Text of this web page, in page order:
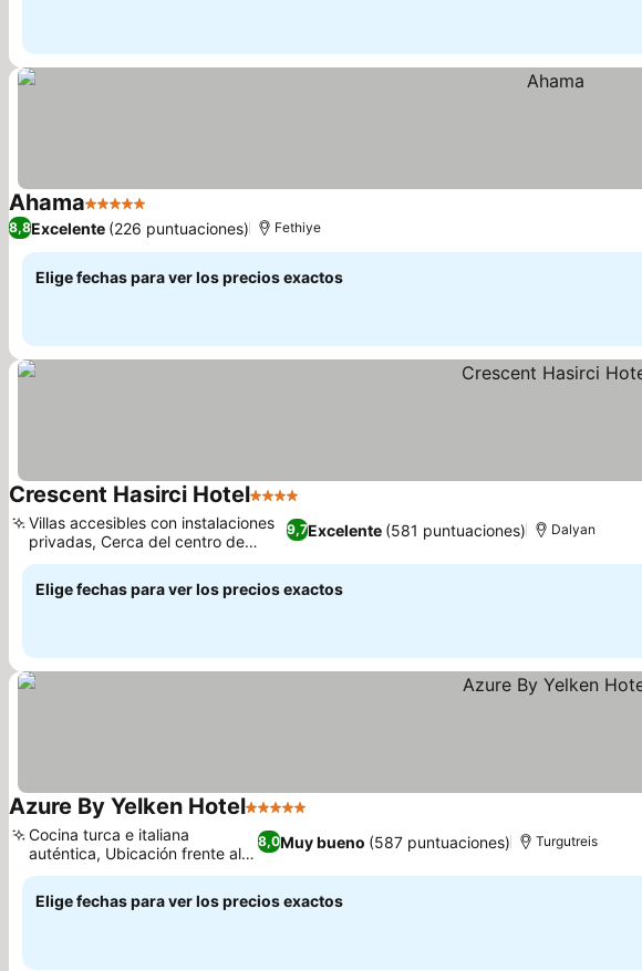
Ahama5 Estrellas
8,8Excelente (226 puntuaciones) Fethiye
Elige fechas para ver los precios exactos
Crescent Hasirci Hotel4 Estrellas
9,7Excelente (581 puntuaciones)
Villas accesibles con instalaciones
privadas, Cerca del centro de
Dalyan
Dalyan
Elige fechas para ver los precios exactos
Azure By Yelken Hotel5 Estrellas
8,0Muy bueno (587 puntuaciones)
Cocina turca e italiana
auténtica, Ubicación frente al
mar Egeo
Turgutreis
Elige fechas para ver los precios exactos